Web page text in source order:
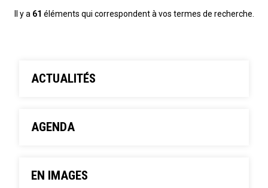
Il y a 61 éléments qui correspondent à vos termes de recherche.
ACTUALITÉS
AGENDA
EN IMAGES